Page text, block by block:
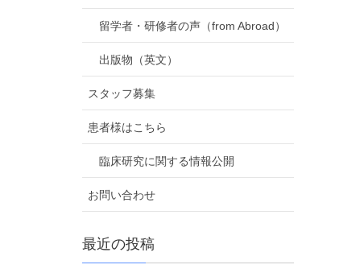
留学者・研修者の声（from Abroad）
出版物（英文）
スタッフ募集
患者様はこちら
臨床研究に関する情報公開
お問い合わせ
最近の投稿